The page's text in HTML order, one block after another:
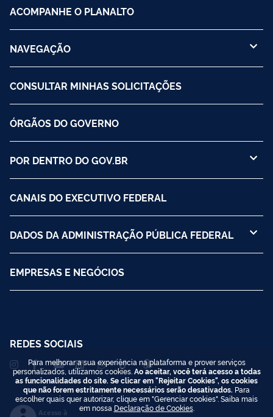
ACOMPANHE O PLANALTO
NAVEGAÇÃO
CONSULTAR MINHAS SOLICITAÇÕES
ÓRGÃOS DO GOVERNO
POR DENTRO DO GOV.BR
CANAIS DO EXECUTIVO FEDERAL
DADOS DA ADMINISTRAÇÃO PÚBLICA FEDERAL
EMPRESAS E NEGÓCIOS
REDES SOCIAIS
Acesso à
Para melhorar a sua experiência na plataforma e prover serviços
personalizados, utilizamos cookies. Ao aceitar, você terá acesso a todas
as funcionalidades do site. Se clicar em "Rejeitar Cookies", os cookies
que não forem estritamente necessários serão desativados. Para
escolher quais quer autorizar, clique em "Gerenciar cookies". Saiba mais
em nossa Declaração de Cookies.